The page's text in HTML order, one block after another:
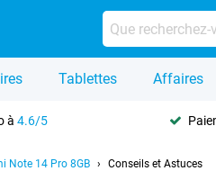
Tablettes Affaires
à4.6/5
Note 14 Pro 8GB Conseils et Astuces